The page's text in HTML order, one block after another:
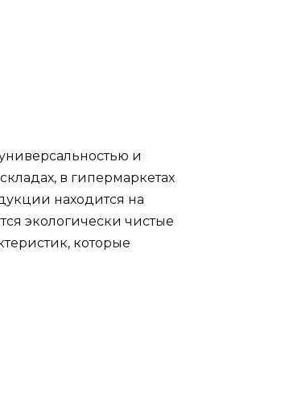
и
в гипермаркетах
находится на
экологически чистые
которые